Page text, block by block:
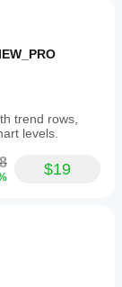
trend rows,
levels.
$19